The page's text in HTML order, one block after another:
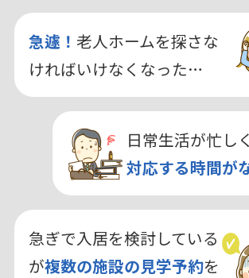
急遽！ 老人ホームを探さな
ければいけなくなった…
日常生活が忙しく
対応する時間が
急ぎで入居を検討している
が複数の施設の見学予約を